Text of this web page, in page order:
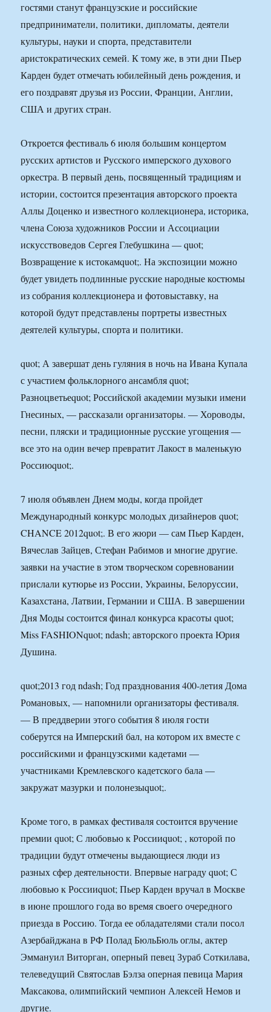
гостями станут французские и российские
предприниматели, политики, дипломаты, деятели
культуры, науки и спорта, представители
аристократических семей. К тому же, в эти дни Пьер
Карден будет отмечать юбилейный день рождения, и
его поздравят друзья из России, Франции, Англии,
США и других стран.
Откроется фестиваль 6 июля большим концертом
русских артистов и Русского имперского духового
оркестра. В первый день, посвященный традициям и
истории, состоится презентация авторского проекта
Аллы Доценко и известного коллекционера, историка,
члена Союза художников России и Ассоциации
искусствоведов Сергея Глебушкина — quot;
Возвращение к истокамquot;. На экспозиции можно
будет увидеть подлинные русские народные костюмы
из собрания коллекционера и фотовыставку, на
которой будут представлены портреты известных
деятелей культуры, спорта и политики.
quot; А завершат день гуляния в ночь на Ивана Купала
с участием фольклорного ансамбля quot;
Разноцветьеquot; Российской академии музыки имени
Гнесиных, — рассказали организаторы. — Хороводы,
песни, пляски и традиционные русские угощения —
все это на один вечер превратит Лакост в маленькую
Россиюquot;.
7 июля объявлен Днем моды, когда пройдет
Международный конкурс молодых дизайнеров quot;
CHANCE 2012quot;. В его жюри — сам Пьер Карден,
Вячеслав Зайцев, Стефан Рабимов и многие другие.
заявки на участие в этом творческом соревновании
прислали кутюрье из России, Украины, Белоруссии,
Казахстана, Латвии, Германии и США. В завершении
Дня Моды состоится финал конкурса красоты quot;
Miss FASHIONquot; ndash; авторского проекта Юрия
Душина.
quot;2013 год ndash; Год празднования 400-летия Дома
Романовых, — напомнили организаторы фестиваля.
— В преддверии этого события 8 июля гости
соберутся на Имперский бал, на котором их вместе с
российскими и французскими кадетами —
участниками Кремлевского кадетского бала —
закружат мазурки и полонезыquot;.
Кроме того, в рамках фестиваля состоится вручение
премии quot; С любовью к Россииquot; , которой по
традиции будут отмечены выдающиеся люди из
разных сфер деятельности. Впервые награду quot; С
любовью к Россииquot; Пьер Карден вручал в Москве
в июне прошлого года во время своего очередного
приезда в Россию. Тогда ее обладателями стали посол
Азербайджана в РФ Полад БюльБюль оглы, актер
Эммануил Виторган, оперный певец Зураб Соткилава,
телеведущий Святослав Бэлза оперная певица Мария
Максакова, олимпийский чемпион Алексей Немов и
другие.